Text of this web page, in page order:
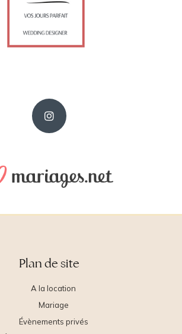
Plan de site
A la location
Mariage
Évènements privés